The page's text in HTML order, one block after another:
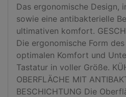
Das ergonomische Design,
sowie eine antibakterielle
ultimativen komfort.
Die ergonomische Form
optimalen Komfort und
Tastatur in voller Größe.
OBERFLÄCHE MIT
BESCHICHTUNG Die